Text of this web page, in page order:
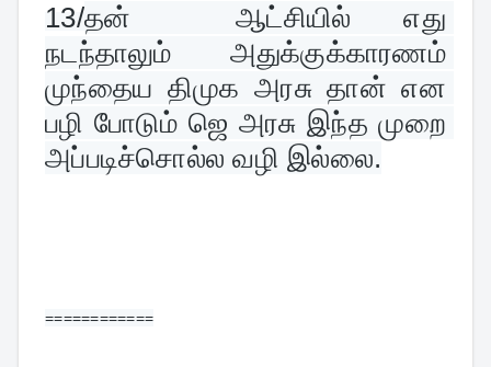
13/தன்  ஆட்சியில் எது
நடந்தாலும் அதுக்குக்காரணம்
முந்தைய திமுக அரசு தான் என
பழி போடும் ஜெ அரசு இந்த முறை
அப்படிச்சொல்ல வழி இல்லை.
============